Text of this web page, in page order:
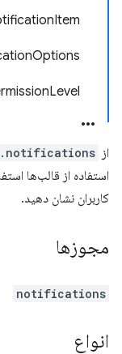
از API
استفاده از قالب‌ها
کاربران نشان دهید.
مجوزها
notifications
انواع